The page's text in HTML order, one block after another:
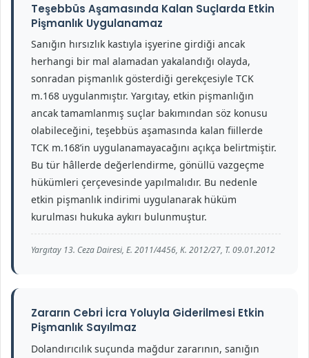
Teşebbüs Aşamasında Kalan Suçlarda Etkin
Pişmanlık Uygulanamaz
Sanığın hırsızlık kastıyla işyerine girdiği ancak
herhangi bir mal alamadan yakalandığı olayda,
sonradan pişmanlık gösterdiği gerekçesiyle TCK
m.168 uygulanmıştır. Yargıtay, etkin pişmanlığın
ancak tamamlanmış suçlar bakımından söz konusu
olabileceğini, teşebbüs aşamasında kalan fiillerde
TCK m.168’in uygulanamayacağını açıkça belirtmiştir.
Bu tür hâllerde değerlendirme, gönüllü vazgeçme
hükümleri çerçevesinde yapılmalıdır. Bu nedenle
etkin pişmanlık indirimi uygulanarak hüküm
kurulması hukuka aykırı bulunmuştur.
Yargıtay 13. Ceza Dairesi, E. 2011/4456, K. 2012/27, T. 09.01.2012
Zararın Cebri İcra Yoluyla Giderilmesi Etkin
Pişmanlık Sayılmaz
Dolandırıcılık suçunda mağdur zararının, sanığın